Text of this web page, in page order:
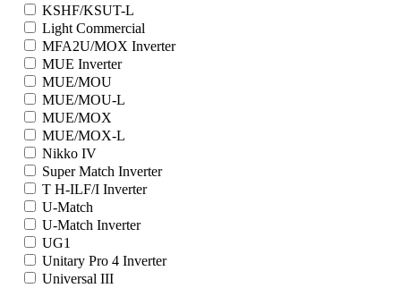
KSHF/KSUT-L
Light Commercial
MFA2U/MOX Inverter
MUE Inverter
MUE/MOU
MUE/MOU-L
MUE/MOX
MUE/MOX-L
Nikko IV
Super Match Inverter
T H-ILF/I Inverter
U-Match
U-Match Inverter
UG1
Unitary Pro 4 Inverter
Universal III